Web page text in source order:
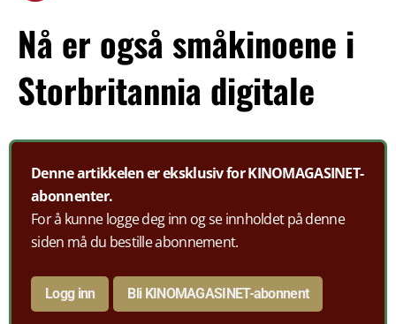
Nå er også småkinoene i
Storbritannia digitale
Denne artikkelen er eksklusiv for KINOMAGASINET-
abonnenter.
For å kunne logge deg inn og se innholdet på denne
siden må du bestille abonnement.
Logg inn Bli KINOMAGASINET-abonnent